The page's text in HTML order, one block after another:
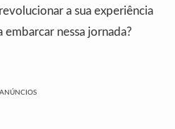
a sua experiência
nessa jornada?
ANÚNCIOS